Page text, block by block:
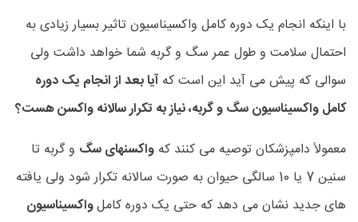
با اینکه انجام یک دوره کامل واکسیناسیون تاثیر بسیار زیادی به
احتمال سلامت و طول عمر سگ و گربه شما خواهد داشت ولی
سوالی که پیش می آید این است که آیا بعد از انجام یک دوره
کامل واکسیناسیون سگ و گربه، نیاز به تکرار سالانه واکسن هست؟
معمولاً دامپزشکان توصیه می کنند که واکسنهای سگ و گربه تا
سنین 7 یا 10 سالگی حیوان به صورت سالانه تکرار شود ولی یافته
های جدید نشان می دهد که حتی یک دوره کاملواکسیناسیون